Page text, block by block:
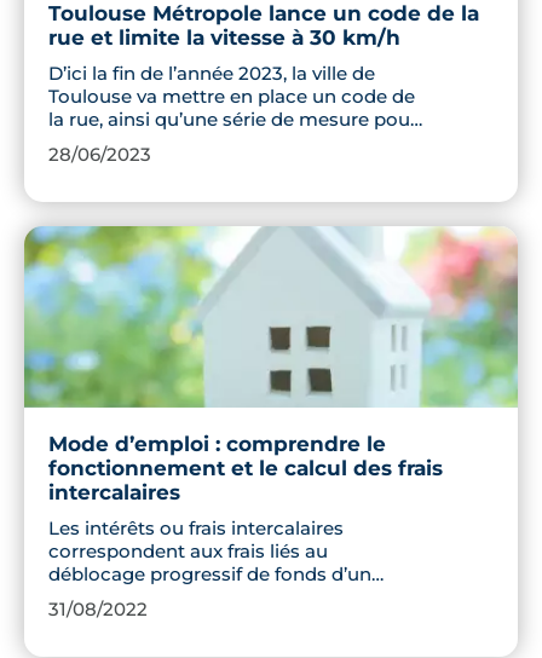
Toulouse Métropole lance un code de la
rue et limite la vitesse à 30 km/h
D’ici la fin de l’année 2023, la ville de
Toulouse va mettre en place un code de
la rue, ainsi qu’une série de mesure pour
une meilleure cohabitation des espaces
publics, qui comprend notamment la
en quoi consiste ce guide créé par et
pour les Toulousains.
28/06/2023
Mode d’emploi : comprendre le
fonctionnement et le calcul des frais
intercalaires
Les intérêts ou frais intercalaires
correspondent aux frais liés au
déblocage progressif de fonds d’un
crédit immobilier. Utilisé notamment
pour les logements en Vente en l’État
31/08/2022